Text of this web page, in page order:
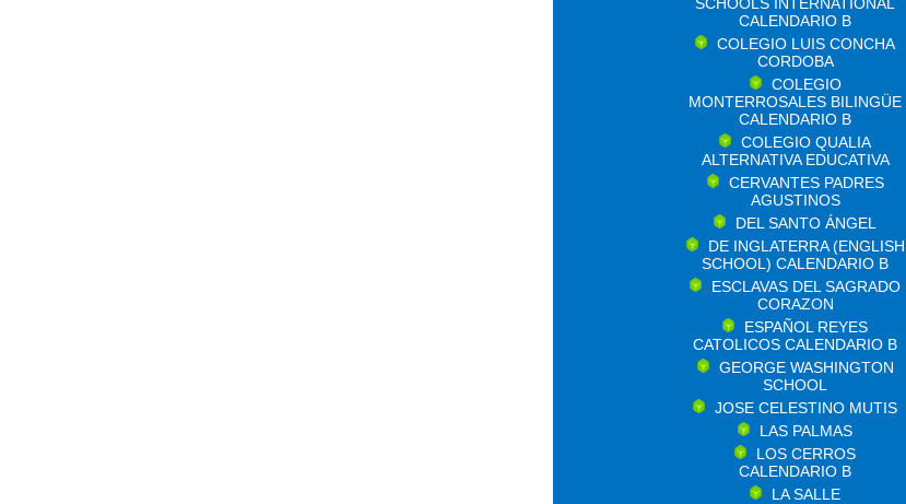
CALENDARIO B
COLEGIO LUIS CONCHA
CORDOBA
COLEGIO
MONTERROSALES BILINGÜE
CALENDARIO B
COLEGIO QUALIA
ALTERNATIVA EDUCATIVA
CERVANTES PADRES
AGUSTINOS
DEL SANTO ÁNGEL
DE INGLATERRA (ENGLISH
SCHOOL) CALENDARIO B
ESCLAVAS DEL SAGRADO
CORAZON
ESPAÑOL REYES
CATOLICOS CALENDARIO B
GEORGE WASHINGTON
SCHOOL
JOSE CELESTINO MUTIS
LAS PALMAS
LOS CERROS
CALENDARIO B
LA SALLE